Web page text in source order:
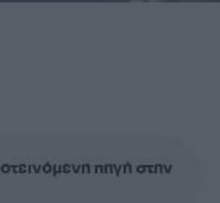
πηγή στην